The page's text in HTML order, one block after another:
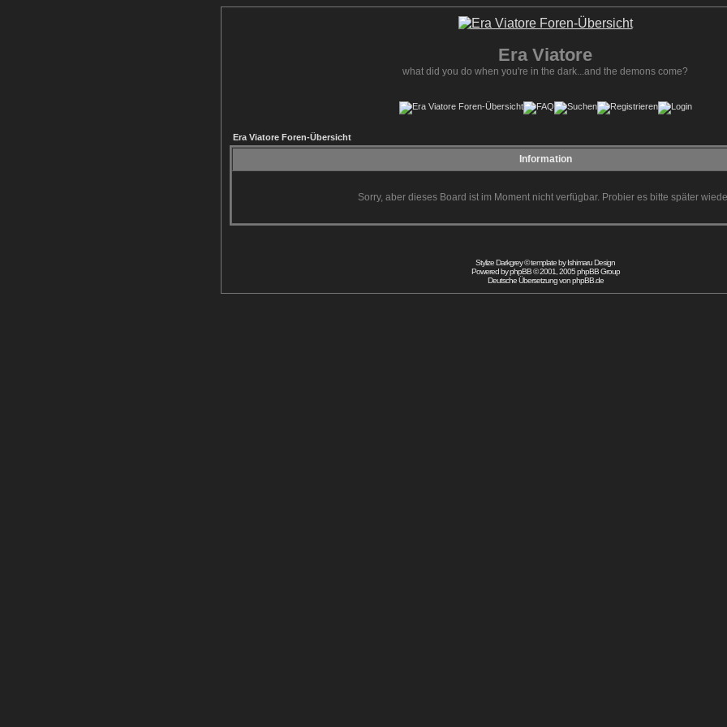
Era Viatore
what did you do when you're in the dark...and the demons come?
Era Viatore Foren-Übersicht
Information
Sorry, aber dieses Board ist im Moment nicht verfügbar. Probier es bitte später
Stylize Darkgrey © template byIshimaru Design
Powered byphpBB© 2001, 2005 phpBB Group
Deutsche Übersetzung vonphpBB.de